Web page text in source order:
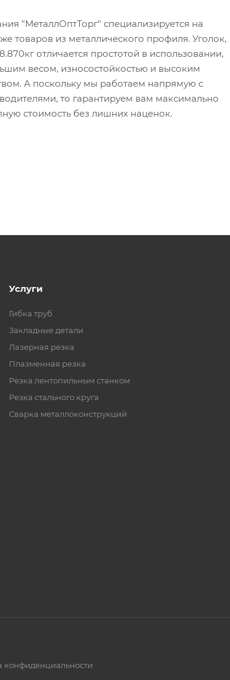
"МеталлОптТорг" специализируется на
товаров из металлического профиля. Уголок,
отличается простотой в использовании,
весом, износостойкостью и высоким
А поскольку мы работаем напрямую с
то гарантируем вам максимально
стоимость без лишних наценок.
Услуги
Гибка труб
Закладные детали
Лазерная резка
Плазменная резка
Резка лентопильным станком
Резка стального круга
Сварка металлоконструкций
конфиденциальности